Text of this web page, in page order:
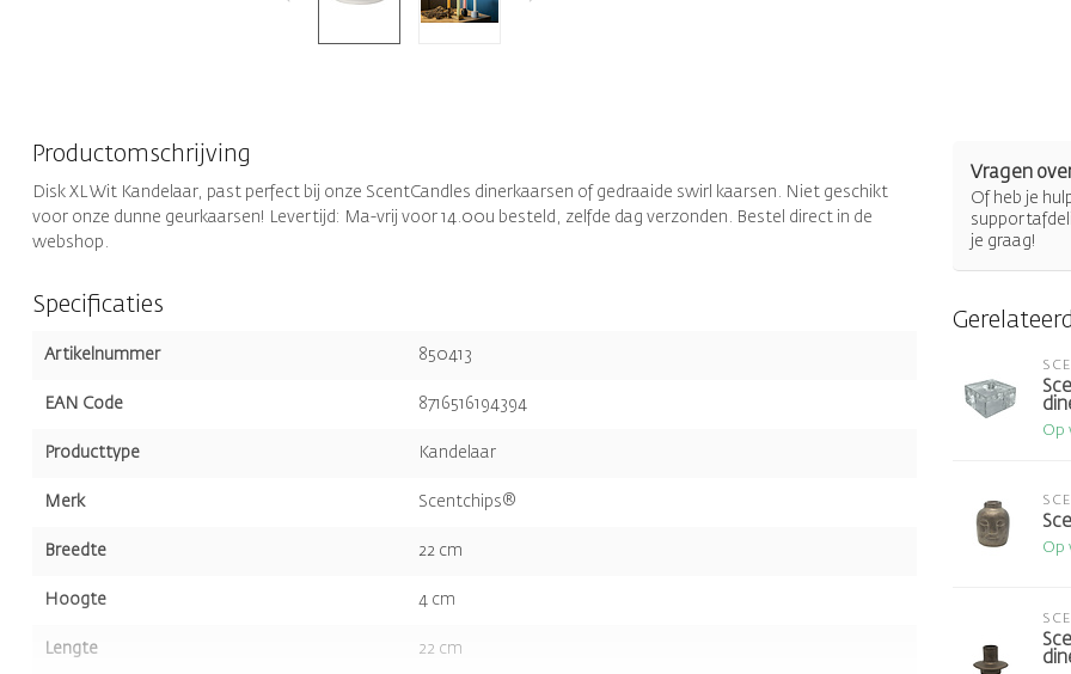
Productomschrijving
Disk XL Wit Kandelaar, past perfect bij onze ScentCandles dinerkaarsen of gedraaide swirl kaarsen. Niet geschikt
voor onze dunne geurkaarsen! Levertijd: Ma-vrij voor 14.00u besteld, zelfde dag verzonden. Bestel direct in de
webshop.
Specificaties
Artikelnummer 850413
EAN Code 8716516194394
Producttype Kandelaar
Merk Scentchips®
Breedte 22 cm
Hoogte 4 cm
Lengte 22 cm
Vragen
Of heb je
je graag!
Op
Op